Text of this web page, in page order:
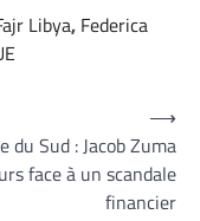
Libya, Federica
du Sud : Jacob Zuma
face à un scandale
financier
⟶